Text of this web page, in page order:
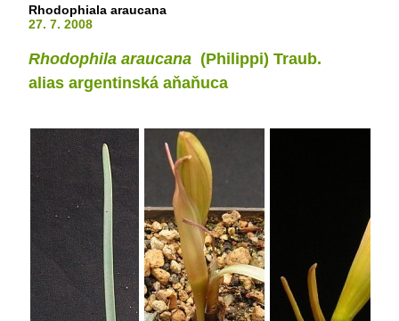
Rhodophiala araucana
27. 7. 2008
Rhodophila araucana (Philippi) Traub.
alias argentinská aňaňuca